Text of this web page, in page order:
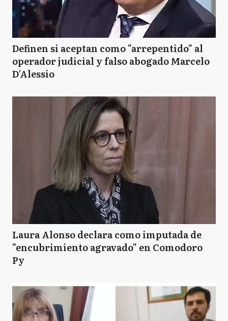
Definen si aceptan como "arrepentido" al
operador judicial y falso abogado Marcelo
D'Alessio
Laura Alonso declara como imputada de
"encubrimiento agravado" en Comodoro
Py